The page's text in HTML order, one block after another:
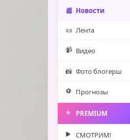
📰 Новости
📜 Лента
📹 Видео
📸 Фото блогерш
⚽️ Прогнозы
⭐️ PREMIUM
▶️ СМОТРИМ!